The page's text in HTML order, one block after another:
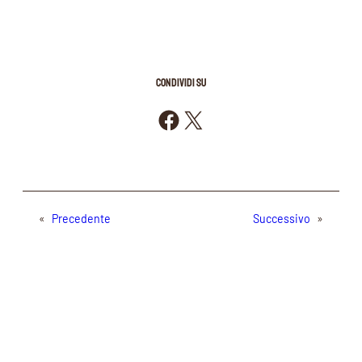
CONDIVIDI SU
Condividi su Facebook
Condividi su X
« Precedente Successivo »